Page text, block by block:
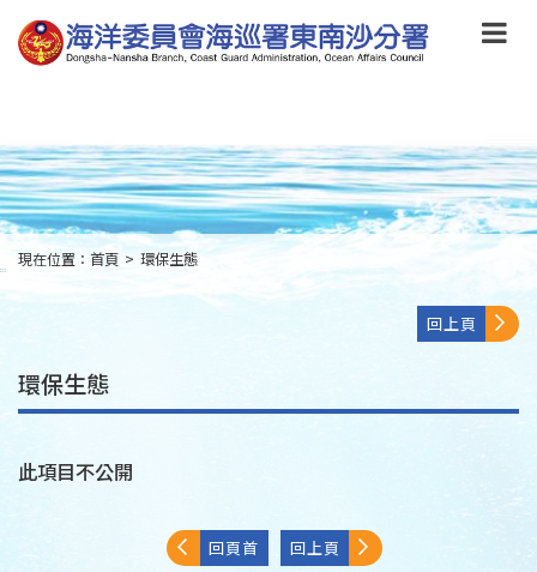
到
主
要
to
main
content
:::
現在位置： 首頁 > 環保生態
回上頁
環保生態
此項目不公開
回頁首 回上頁